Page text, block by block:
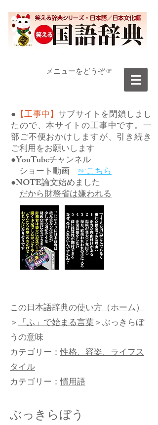
​メニューをどうぞ☞
● 【工事中】サブサイトを閉鎖しまし
たので、本サイトの工事中です。一
部ご不便おかけしますが、引き続き
ご利用をお願いします
●YouTubeチャンネル
ショート動画 ☞こちら
●NOTE論文始めました
だから財務省は嫌われる
この日本語辞典の使い方（ホーム）
＞「ふ」で始まる言葉＞ぶっきらぼ
うの意味
カテゴリー：性格、容姿、ライフス
タイル
カテゴリー：慣用語
ぶっきらぼう